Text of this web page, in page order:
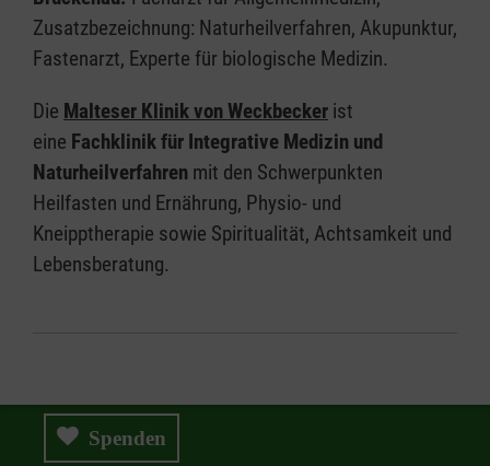
Zusatzbezeichnung: Naturheilverfahren, Akupunktur,
Fastenarzt, Experte für biologische Medizin.
Die Malteser Klinik von Weckbecker ist
eine Fachklinik für Integrative Medizin und
Naturheilverfahren mit den Schwerpunkten
Heilfasten und Ernährung, Physio- und
Kneipptherapie sowie Spiritualität, Achtsamkeit und
Lebensberatung.
Spenden